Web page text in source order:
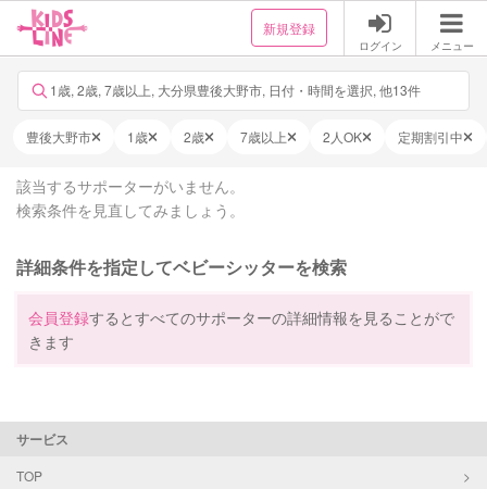
新規登録
ログイン メニュー
1歳, 2歳, 7歳以上, 大分県豊後大野市, 日付・時間を選択, 他13件
豊後大野市 1歳 2歳 7歳以上 2人OK 定期割引中
該当するサポーターがいません。
検索条件を見直してみましょう。
詳細条件を指定してベビーシッターを検索
会員登録するとすべてのサポーターの詳細情報を見ることがで
きます
サービス
TOP